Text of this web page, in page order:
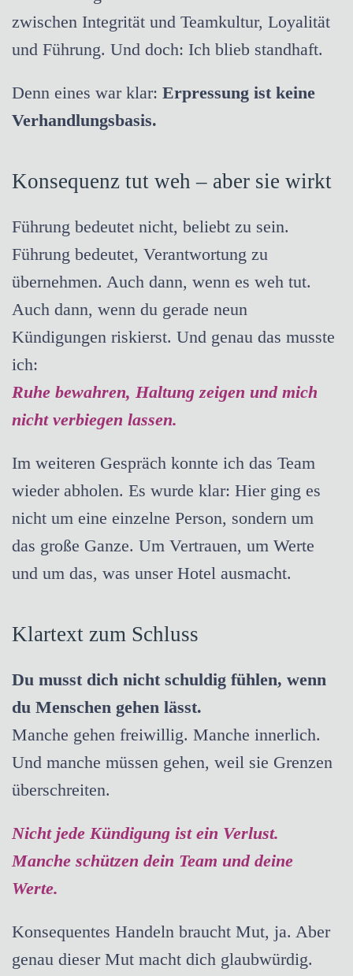
zwischen Integrität und Teamkultur, Loyalität
und Führung. Und doch: Ich blieb standhaft.
Denn eines war klar: Erpressung ist keine
Verhandlungsbasis.
Konsequenz tut weh – aber sie wirkt
Führung bedeutet nicht, beliebt zu sein.
Führung bedeutet, Verantwortung zu
übernehmen. Auch dann, wenn es weh tut.
Auch dann, wenn du gerade neun
Kündigungen riskierst. Und genau das musste
ich:
Ruhe bewahren, Haltung zeigen und mich
nicht verbiegen lassen.
Im weiteren Gespräch konnte ich das Team
wieder abholen. Es wurde klar: Hier ging es
nicht um eine einzelne Person, sondern um
das große Ganze. Um Vertrauen, um Werte
und um das, was unser Hotel ausmacht.
Klartext zum Schluss
Du musst dich nicht schuldig fühlen, wenn
du Menschen gehen lässt.
Manche gehen freiwillig. Manche innerlich.
Und manche müssen gehen, weil sie Grenzen
überschreiten.
Nicht jede Kündigung ist ein Verlust.
Manche schützen dein Team und deine
Werte.
Konsequentes Handeln braucht Mut, ja. Aber
genau dieser Mut macht dich glaubwürdig.